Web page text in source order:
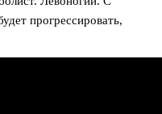
прогрессировать,